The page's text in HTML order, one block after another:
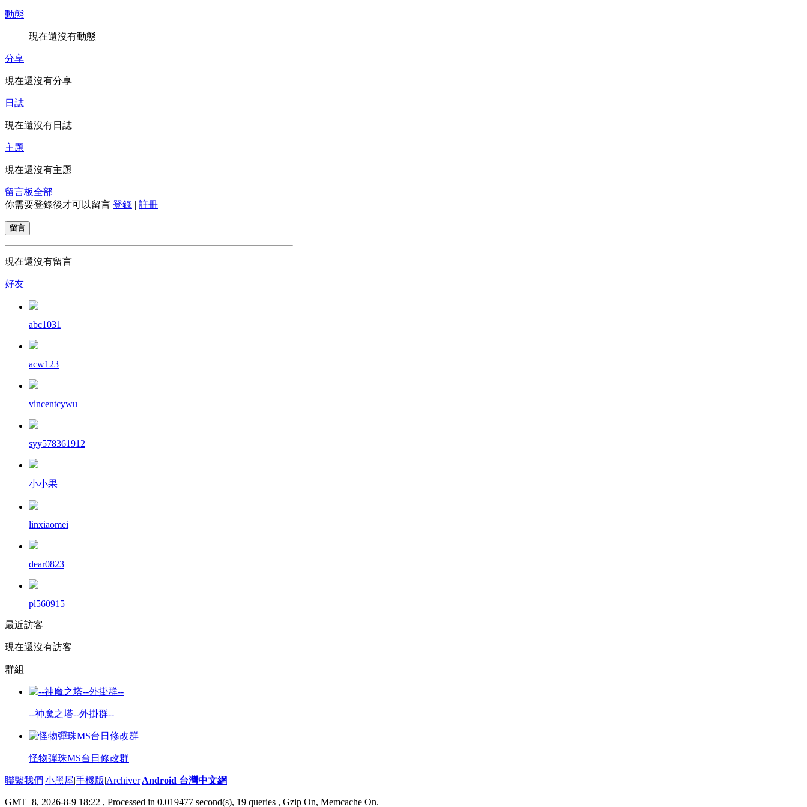
動態
現在還沒有動態
分享
現在還沒有分享
日誌
現在還沒有日誌
主題
現在還沒有主題
留言板全部
你需要登錄後才可以留言 登錄 | 註冊
留言
現在還沒有留言
好友
abc1031
acw123
vincentcywu
syy578361912
小小果
linxiaomei
dear0823
pl560915
最近訪客
現在還沒有訪客
群組
--神魔之塔--外掛群--
怪物彈珠MS台日修改群
聯繫我們|小黑屋|手機版|Archiver|Android 台灣中文網
GMT+8, 2026-8-9 18:22 , Processed in 0.019477 second(s), 19 queries , Gzip On, Memcache On.